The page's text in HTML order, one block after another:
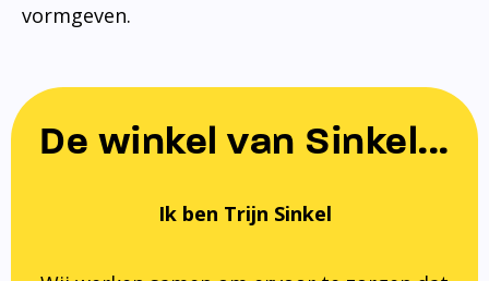
vormgeven.
De winkel van Sinkel...
Ik ben Trijn Sinkel